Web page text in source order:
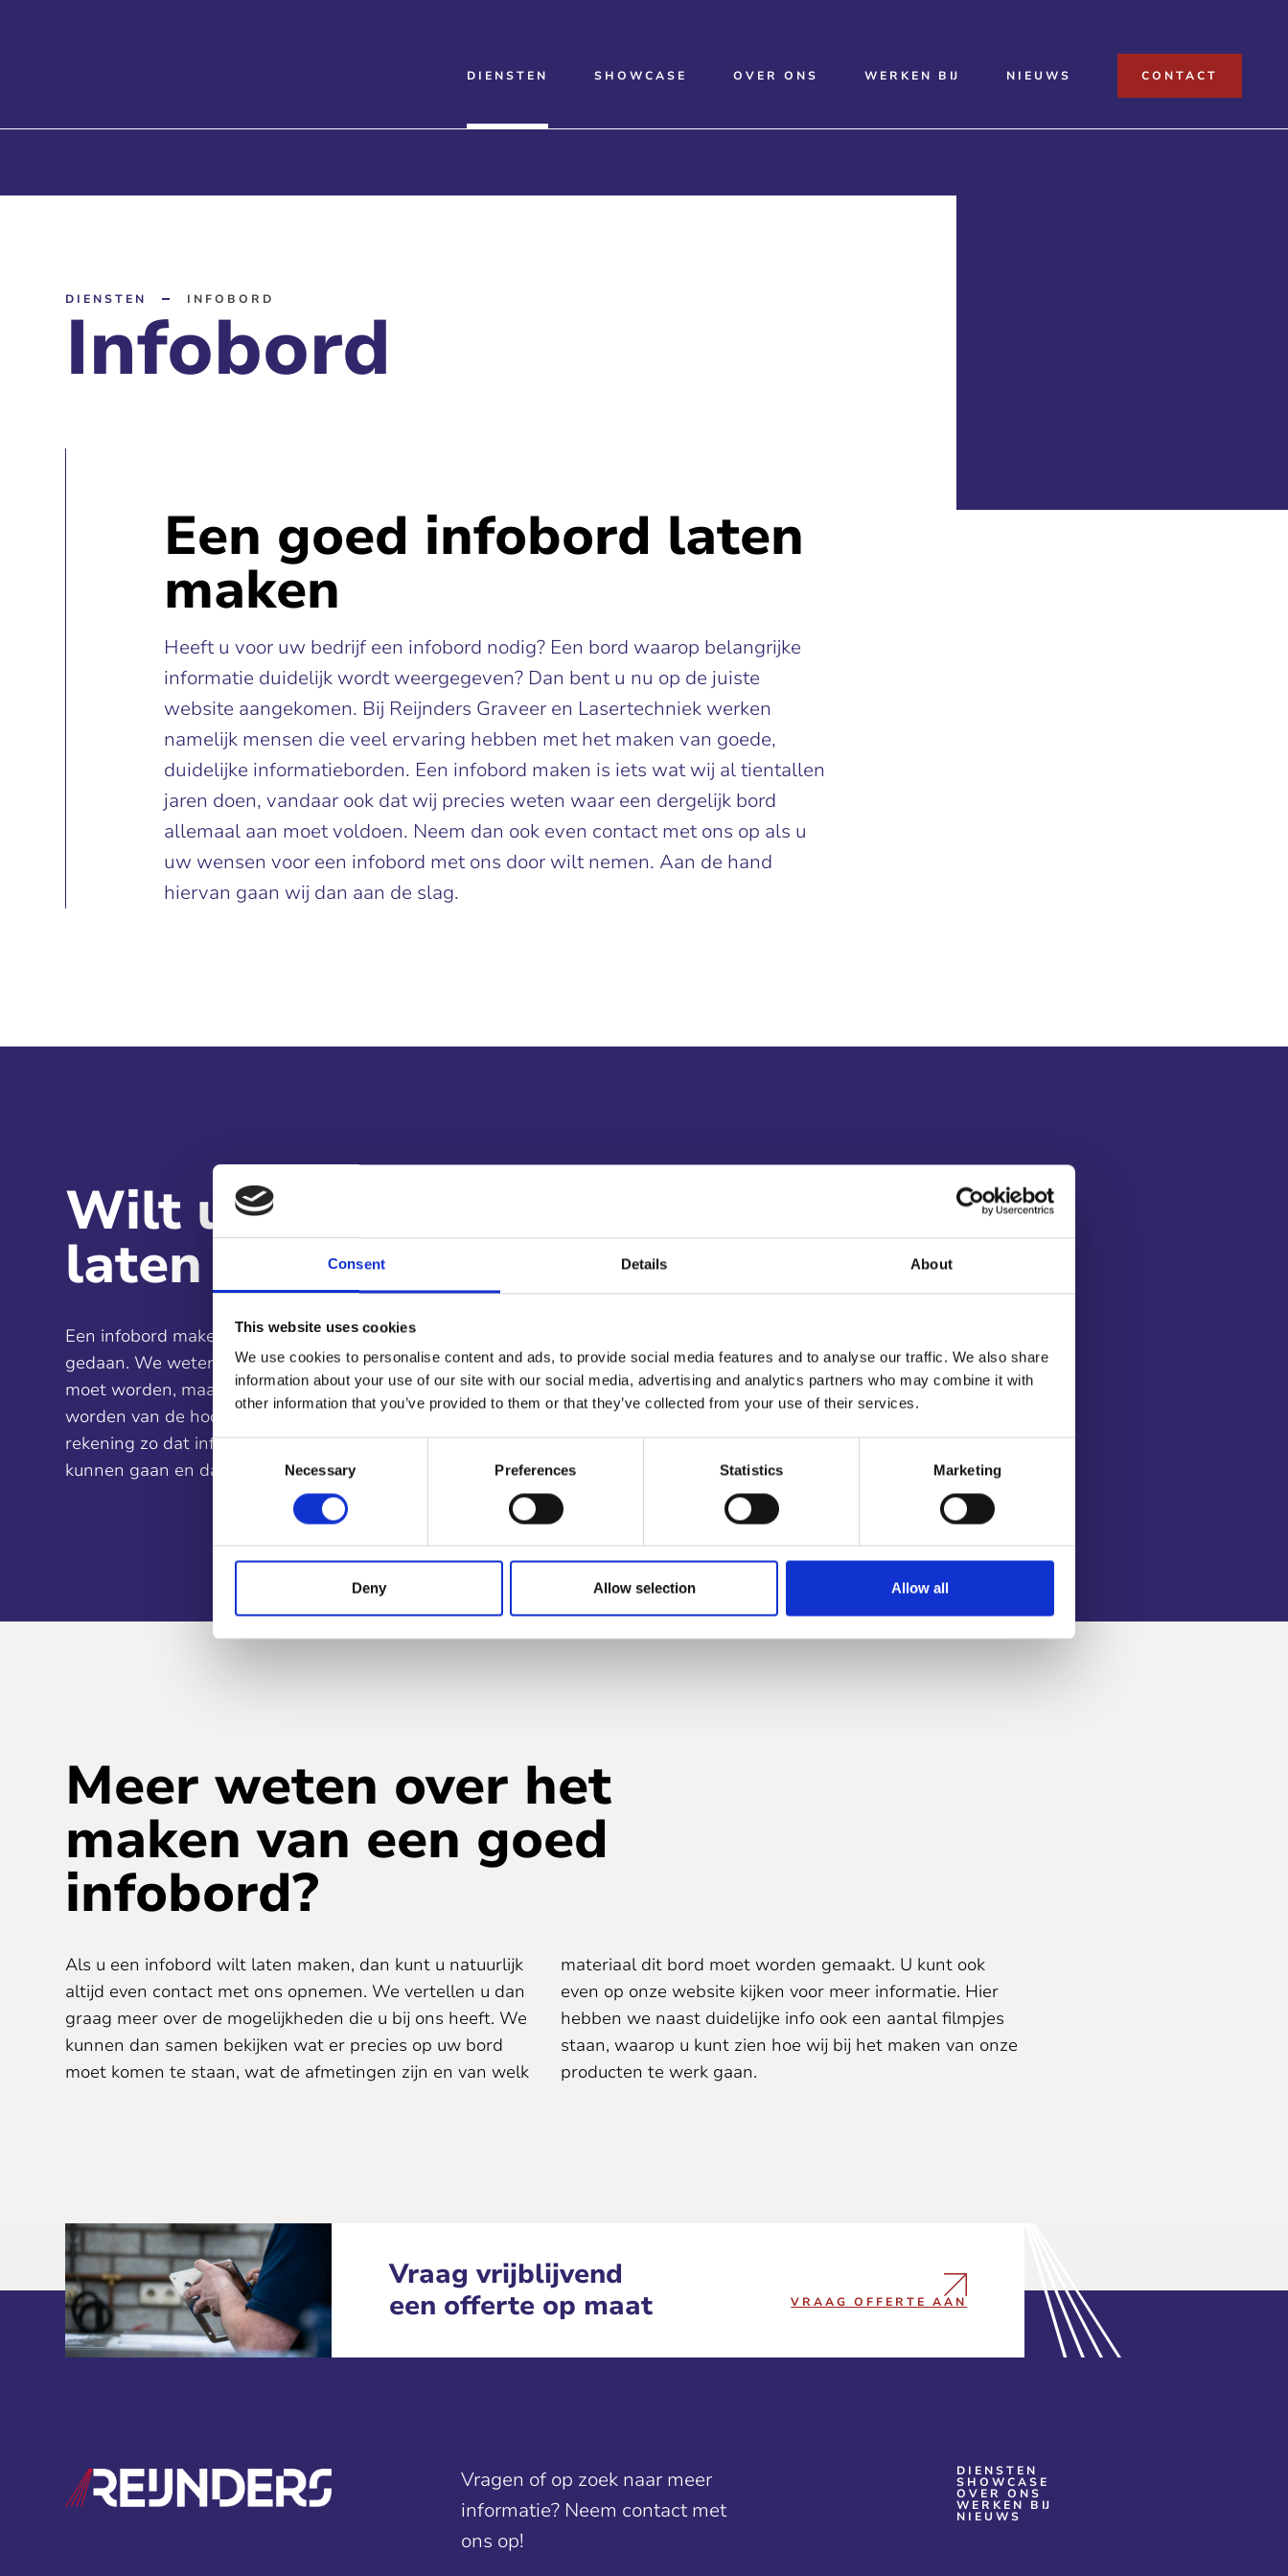
Consent Details About
This website uses cookies
We use cookies to personalise content and ads, to provide social media features and to analyse our traffic. We also share
information about your use of our site with our social media, advertising and analytics partners who may combine it with
other information that you’ve provided to them or that they’ve collected from your use of their services.
Consent
Selection
Necessary Preferences Statistics Marketing
Deny Allow selection Allow all
DIENSTEN SHOWCASE OVER ONS WERKEN BIJ NIEUWS CONTACT
DIENSTEN INFOBORD
Infobord
Een goed infobord laten
maken
Heeft u voor uw bedrijf een infobord nodig? Een bord waarop belangrijke
informatie duidelijk wordt weergegeven? Dan bent u nu op de juiste
website aangekomen. Bij Reijnders Graveer en Lasertechniek werken
namelijk mensen die veel ervaring hebben met het maken van goede,
duidelijke informatieborden. Een infobord maken is iets wat wij al tientallen
jaren doen, vandaar ook dat wij precies weten waar een dergelijk bord
allemaal aan moet voldoen. Neem dan ook even contact met ons op als u
uw wensen voor een infobord met ons door wilt nemen. Aan de hand
hiervan gaan wij dan aan de slag.
Wilt u een infobord
laten maken?
Een infobord maken is iets wat wij al vele keren hebben
gedaan. We weten hoe de informatie goed neergezet
moet worden, maar ook hoe een bord gemaakt moet
worden van de hoogste kwaliteit. Het is per slot van
rekening zo dat informatieborden lang mee moeten
kunnen gaan en dat ze over het algemeen buiten
hangen. Een dergelijk bord moet dan ook met stevige
weersomstandigheden om kunnen gaan. We kunnen bij
het infobord maken hier meerdere verschillende
materialen gebruiken, waar wij dan ook nog eens op hoge
kwaliteit een print op kunnen maken, De tekst graveren is
natuurlijk ook mogelijk.
Meer weten over het
maken van een goed
infobord?
Als u een infobord wilt laten maken, dan kunt u natuurlijk
altijd even contact met ons opnemen. We vertellen u dan
graag meer over de mogelijkheden die u bij ons heeft. We
kunnen dan samen bekijken wat er precies op uw bord
moet komen te staan, wat de afmetingen zijn en van welk
materiaal dit bord moet worden gemaakt. U kunt ook
even op onze website kijken voor meer informatie. Hier
hebben we naast duidelijke info ook een aantal filmpjes
staan, waarop u kunt zien hoe wij bij het maken van onze
producten te werk gaan.
Vraag vrijblijvend
een offerte op maat
VRAAG OFFERTE AAN
Vragen of op zoek naar meer
informatie? Neem contact met
ons op!
DIENSTEN
SHOWCASE
OVER ONS
WERKEN BIJ
NIEUWS